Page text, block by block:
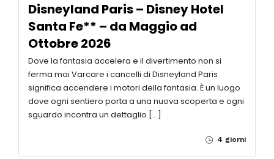
Disneyland Paris – Disney Hotel
Santa Fe** – da Maggio ad
Ottobre 2026
Dove la fantasia accelera e il divertimento non si
ferma mai Varcare i cancelli di Disneyland Paris
significa accendere i motori della fantasia. È un luogo
dove ogni sentiero porta a una nuova scoperta e ogni
sguardo incontra un dettaglio […]
4 giorni